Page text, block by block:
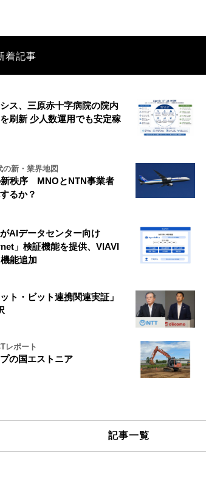
着記事
ス、三原赤十字病院の院内
刷新 少人数運用でも安定稼
の新・業界地図
秩序 MNOとNTN事業者
るか？
AIデータセンター向け
」検証機能を提供、VIAVI
能追加
ト・ビット連携関連実証」
レポート
の国エストニア
記事一覧